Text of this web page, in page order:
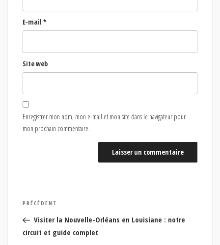
E-mail *
Site web
Enregistrer mon nom, mon e-mail et mon site dans le navigateur pour
mon prochain commentaire.
Navigation
de
l’article
Article
précédent
PRÉCÉDENT
Visiter la Nouvelle-Orléans en Louisiane : notre
circuit et guide complet